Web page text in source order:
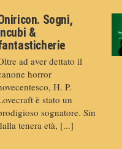
Sogni,
&
ad aver dettato il
horror
H. P.
è stato un
sognatore. Sin
tenera età, [...]